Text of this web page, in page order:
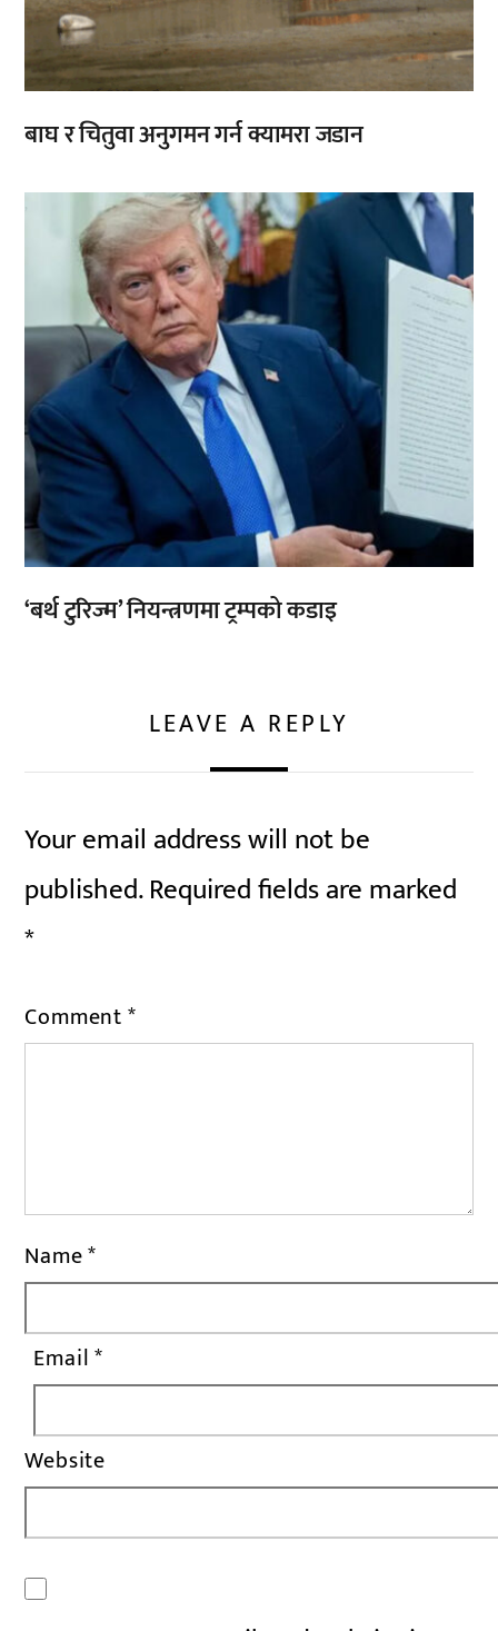
बाघ र चितुवा अनुगमन गर्न क्यामरा जडान
‘बर्थ टुरिज्म’ नियन्त्रणमा ट्रम्पको कडाइ
LEAVE A REPLY
Your email address will not be
published.Required fields are marked
*
Comment*
Name*
Email*
Website